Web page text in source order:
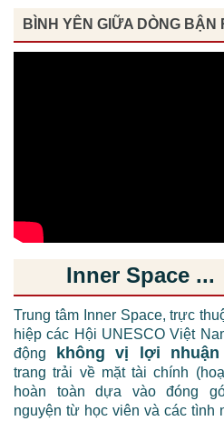
BÌNH YÊN GIỮA DÒNG BẬN
Inner Space ...
Trung tâm Inner Space, trực
hiệp các Hội UNESCO Việt
động
không vị lợi nhuận
trang trải về mặt tài chính
hoàn toàn dựa vào đóng
nguyện từ học viên và các tình